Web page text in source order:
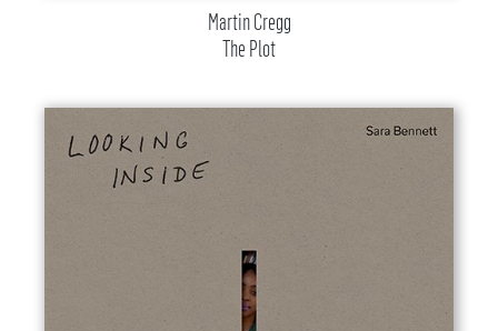
Martin Cregg
The Plot